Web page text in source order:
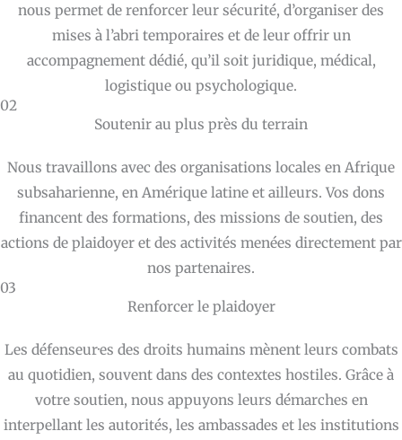
nous permet de renforcer leur sécurité, d’organiser des
mises à l’abri temporaires et de leur offrir un
accompagnement dédié, qu’il soit juridique, médical,
logistique ou psychologique.
02
Soutenir au plus près du terrain
Nous travaillons avec des organisations locales en Afrique
subsaharienne, en Amérique latine et ailleurs. Vos dons
financent des formations, des missions de soutien, des
actions de plaidoyer et des activités menées directement par
nos partenaires.
03
Renforcer le plaidoyer
Les défenseur·es des droits humains mènent leurs combats
au quotidien, souvent dans des contextes hostiles. Grâce à
votre soutien, nous appuyons leurs démarches en
interpellant les autorités, les ambassades et les institutions